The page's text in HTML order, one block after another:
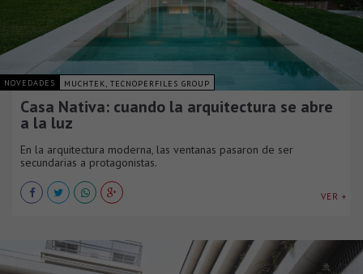
NOVEDADES MUCHTEK, TECNOPERFILES GROUP
Casa Nativa: cuando la arquitectura se abre
a la luz
En la arquitectura moderna, las ventanas pasaron de ser
secundarias a protagonistas.
VER +